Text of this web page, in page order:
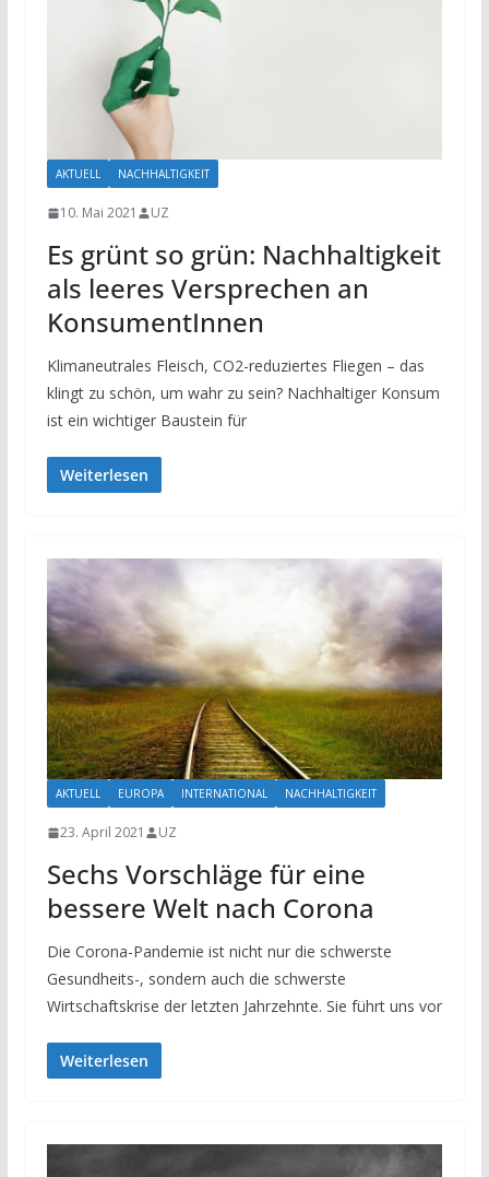
AKTUELL NACHHALTIGKEIT
10. Mai 2021 UZ
Es grünt so grün: Nachhaltigkeit
als leeres Versprechen an
KonsumentInnen
Klimaneutrales Fleisch, CO2-reduziertes Fliegen – das
klingt zu schön, um wahr zu sein? Nachhaltiger Konsum
ist ein wichtiger Baustein für
Weiterlesen
AKTUELL EUROPA INTERNATIONAL NACHHALTIGKEIT
23. April 2021 UZ
Sechs Vorschläge für eine
bessere Welt nach Corona
Die Corona-Pandemie ist nicht nur die schwerste
Gesundheits-, sondern auch die schwerste
Wirtschaftskrise der letzten Jahrzehnte. Sie führt uns vor
Weiterlesen